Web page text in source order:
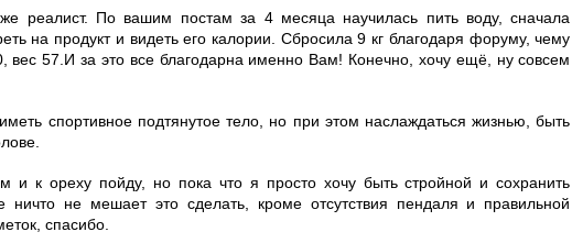
реалист. По вашим постам за 4 месяца научилась пить воду, сначала
на продукт и видеть его калории. Сбросила 9 кг благодаря форуму, чему
вес 57.И за это все благодарна именно Вам! Конечно, хочу ещё, ну совсем
спортивное подтянутое тело, но при этом наслаждаться жизнью, быть
и к ореху пойду, но пока что я просто хочу быть стройной и сохранить
ничто не мешает это сделать, кроме отсутствия пендаля и правильной
спасибо.